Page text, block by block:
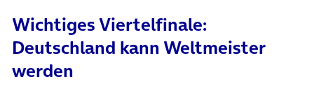
Wichtiges Viertelfinale:
Deutschland kann Weltmeister
werden